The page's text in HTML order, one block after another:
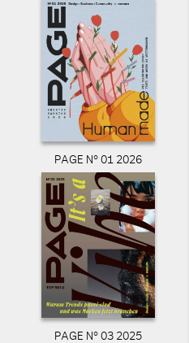
PAGE N° 01 2026
PAGE N° 03 2025